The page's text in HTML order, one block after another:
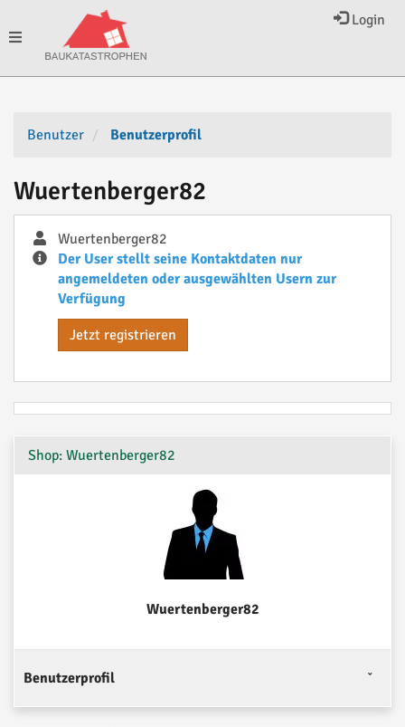
Login
Toggle
Benutzer
Benutzerprofil
Wuertenberger82
Wuertenberger82
Der User stellt seine Kontaktdaten nur
angemeldeten oder ausgewählten Usern zur
Verfügung
Jetzt registrieren
Shop: Wuertenberger82
Wuertenberger82
Benutzerprofil